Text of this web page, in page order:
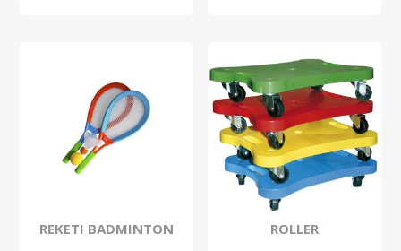
REKETI BADMINTON ROLLER